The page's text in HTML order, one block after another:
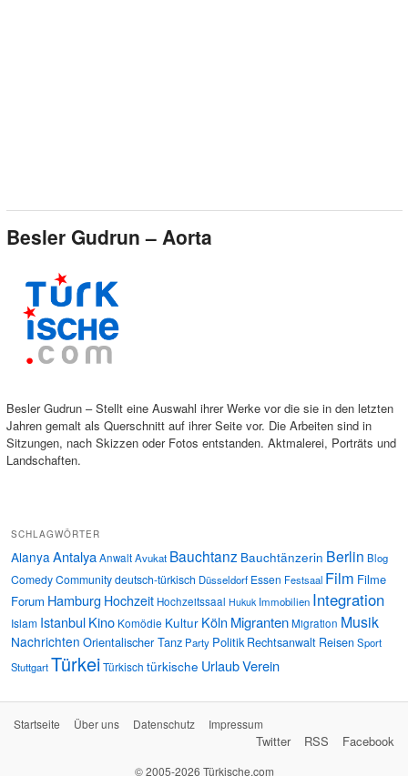
Besler Gudrun – Aorta
Besler Gudrun – Stellt eine Auswahl ihrer Werke vor die sie in den letzten
Jahren gemalt als Querschnitt auf ihrer Seite vor. Die Arbeiten sind in
Sitzungen, nach Skizzen oder Fotos entstanden. Aktmalerei, Porträts und
Landschaften.
SCHLAGWÖRTER
Alanya AntalyaAnwaltAvukat Bauchtanz Bauchtänzerin Berlin Blog
ComedyCommunitydeutsch-türkisch Düsseldorf Essen Festsaal Film Filme
Forum Hamburg Hochzeit Hochzeitssaal Hukuk Immobilien Integration
Islam IstanbulKino Komödie Kultur Köln MigrantenMigration Musik
Nachrichten Orientalischer Tanz Party Politik Rechtsanwalt ReisenSport
StuttgartTürkeiTürkisch türkische UrlaubVerein
Startseite Über uns Datenschutz Impressum
Facebook
RSS
Twitter
© 2005-2026 Türkische.com